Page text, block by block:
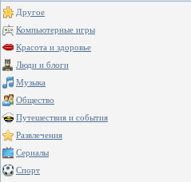
Другое
Компьютерные игры
Красота и здоровье
Люди и блоги
Музыка
Общество
Путешествия и события
Развлечения
Сериалы
Спорт